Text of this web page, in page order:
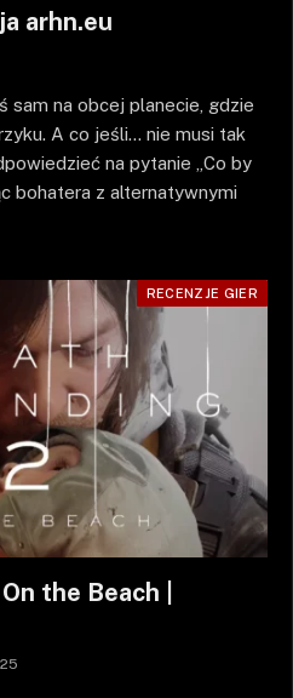
arhn.eu
sam na obcej planecie, gdzie
A co jeśli… nie musi tak
na pytanie „Co by
bohatera z alternatywnymi
RECENZJE GIER
the Beach |